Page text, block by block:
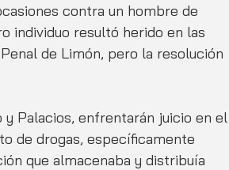
contra un hombre de
individuo resultó herido en las
de Limón, pero la resolución
Palacios, enfrentarán juicio en el
de drogas, específicamente
que almacenaba y distribuía